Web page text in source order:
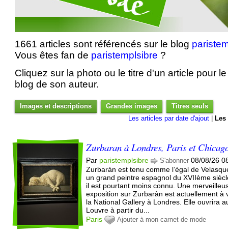
1661 articles sont référencés sur le blog
Vous êtes fan de paristemplsibre ?
Cliquez sur la photo ou le titre d'un article pour
blog de son auteur.
Images et descriptions Grandes images
Titres seuls
Les articles par date d'ajout |Les
Zurbaran à Londres, Paris et
Par paristemplsibre S'abonner 08/08/26
Zurbarán est tenu comme l’égal de
un grand peintre espagnol du XVIIème
il est pourtant moins connu. Une
exposition sur Zurbaràn est actuellement à
la National Gallery à Londres. Elle ouvrira
Louvre à partir du...
Paris
Ajouter à mon carnet de mode